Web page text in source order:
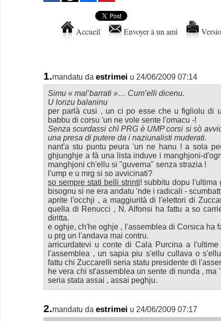
Accueil Envoyer à un ami
1.mandatu da estrimei u 24/06/2009 07:14
Simu « mal’barrati »… Cum’elli dicenu.
U lonzu balaninu
per parlà cusi , un ci po esse che u figliolu di
babbu di corsu 'un ne vole sente l'omacu -!
Senza scurdassi chì PRG è UMP corsi si sò
una presa di putere da i naziunalisti muderati.
nant'a stu puntu peura 'un ne hanu ! a sola
ghjunghje a fà una lista induve i manghjoni-
manghjoni ch'ellu si "guverna" senza strazia !
l'ump e u mrg si so avvicinati?
so sempre stati belli strinti! subbitu dopu l'ultima
bisognu si ne era andatu 'nde i radicali -
aprite l'occhji , a maggiurità di l'elettori di
quella di Renucci , N. Alfonsi ha fattu a so
diritta.
e oghje, ch'he oghje , l'assemblea di Corsica ha
u prg un l'andava mai contru.
arricurdatevi u conte di Cala Purcina a
l'assemblea , un sapia piu s'ellu cullava o
fattu chi Zuccarelli seria statu presidente di
he vera chi st'assemblea un sente di nunda ,
seria stata assai , assai peghju.
2.mandatu da estrimei u 24/06/2009 07:17